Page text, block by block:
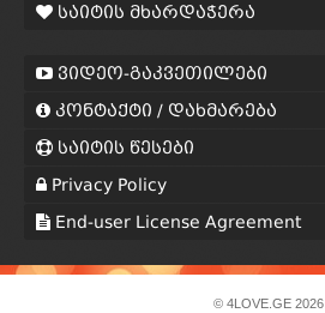
საიტის მხარდაჭერა
ვიდეო-გაკვეთილები
კონტაქტი / დახმარება
საიტის წესები
Privacy Policy
End-user License Agreement
© 4LOVE.GE 2026